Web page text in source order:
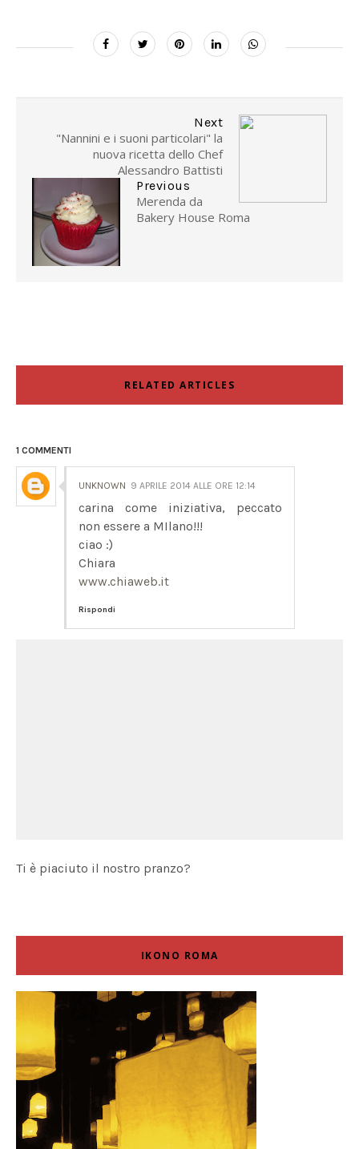
Next
"Nannini e i suoni particolari" la
nuova ricetta dello Chef
Alessandro Battisti
Previous
Merenda da
Bakery House Roma
RELATED ARTICLES
1 COMMENTI
UNKNOWN 9 APRILE 2014 ALLE ORE 12:14
carina come iniziativa, peccato
non essere a MIlano!!!
ciao :)
Chiara
www.chiaweb.it
Rispondi
Ti è piaciuto il nostro pranzo?
IKONO ROMA